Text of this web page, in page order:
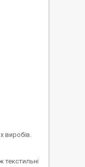
виробів.
текстильні